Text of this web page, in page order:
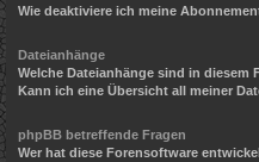
Wie deaktiviere ich meine
Dateianhänge
Welche Dateianhänge sind in diesem
Kann ich eine Übersicht all meiner
phpBB betreffende Fragen
Wer hat diese Forensoftware